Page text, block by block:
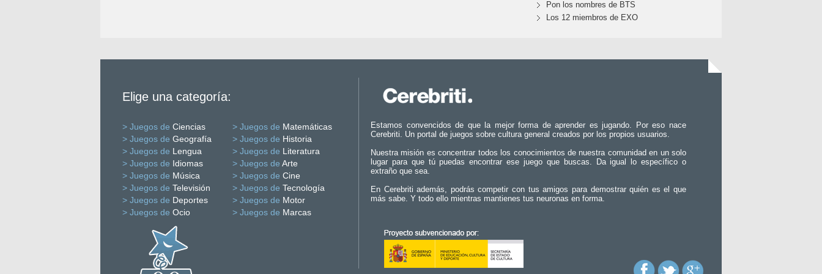
Pon los nombres de BTS
Los 12 miembros de EXO
Elige una categoría:
> Juegos de Ciencias > Juegos de Matemáticas
> Juegos de Geografía > Juegos de Historia
> Juegos de Lengua > Juegos de Literatura
> Juegos de Idiomas > Juegos de Arte
> Juegos de Música > Juegos de Cine
> Juegos de Televisión > Juegos de Tecnología
> Juegos de Deportes > Juegos de Motor
> Juegos de Ocio > Juegos de Marcas
Estamos convencidos de que la mejor forma de aprender es jugando. Por eso nace
Cerebriti. Un portal de juegos sobre cultura general creados por los propios usuarios.
Nuestra misión es concentrar todos los conocimientos de nuestra comunidad en un solo
lugar para que tú puedas encontrar ese juego que buscas. Da igual lo específico o
extraño que sea.
En Cerebriti además, podrás competir con tus amigos para demostrar quién es el que
más sabe. Y todo ello mientras mantienes tus neuronas en forma.